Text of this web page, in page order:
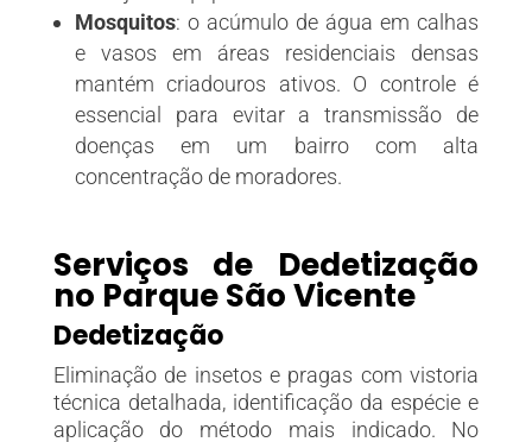
Mosquitos: o acúmulo de água em calhas
e vasos em áreas residenciais densas
mantém criadouros ativos. O controle é
essencial para evitar a transmissão de
doenças em um bairro com alta
concentração de moradores.
Serviços de Dedetização
no Parque São Vicente
Dedetização
Eliminação de insetos e pragas com vistoria
técnica detalhada, identificação da espécie e
aplicação do método mais indicado. No